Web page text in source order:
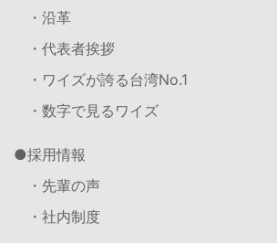
・沿革
・代表者挨拶
・ワイズが誇る台湾No.1
・数字で見るワイズ
採用情報
・先輩の声
・社内制度